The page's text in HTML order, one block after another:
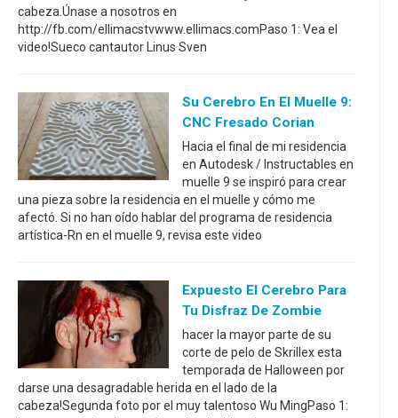
cabeza.Únase a nosotros en
http://fb.com/ellimacstvwww.ellimacs.comPaso 1: Vea el
video!Sueco cantautor Linus Sven
Su Cerebro En El Muelle 9:
CNC Fresado Corian
Hacia el final de mi residencia
en Autodesk / Instructables en
muelle 9 se inspiró para crear
una pieza sobre la residencia en el muelle y cómo me
afectó. Si no han oído hablar del programa de residencia
artística-Rn en el muelle 9, revisa este video
Expuesto El Cerebro Para
Tu Disfraz De Zombie
hacer la mayor parte de su
corte de pelo de Skrillex esta
temporada de Halloween por
darse una desagradable herida en el lado de la
cabeza!Segunda foto por el muy talentoso Wu MingPaso 1: